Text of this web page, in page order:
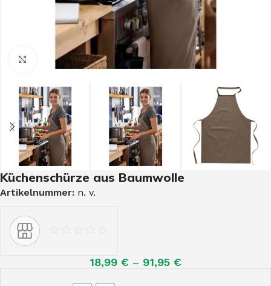
Click to enlarge
Küchenschürze aus Baumwolle
Artikelnummer: n. v.
18,99 € – 91,95 €